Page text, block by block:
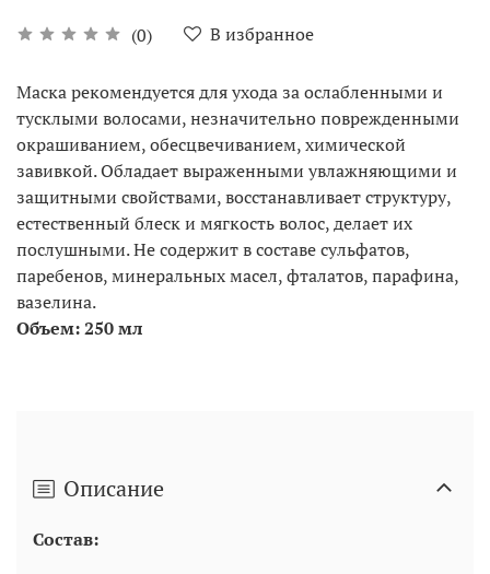
(0) В избранное
Маска рекомендуется для ухода за ослабленными и
тусклыми волосами, незначительно поврежденными
окрашиванием, обесцвечиванием, химической
завивкой. Обладает выраженными увлажняющими и
защитными свойствами, восстанавливает структуру,
естественный блеск и мягкость волос, делает их
послушными. Не содержит в составе сульфатов,
паребенов, минеральных масел, фталатов, парафина,
вазелина.
Объем: 250 мл
Описание
Состав: